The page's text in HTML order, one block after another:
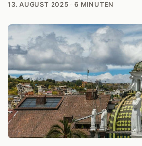
13. AUGUST 2025 ·6 MINUTEN